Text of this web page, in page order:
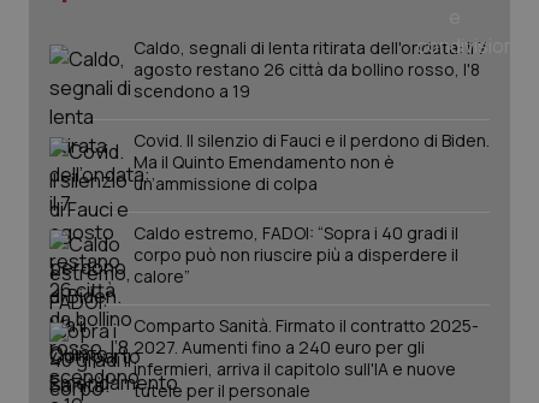
Caldo, segnali di lenta ritirata dell'ondata: il 7
agosto restano 26 città da bollino rosso, l'8
scendono a 19
Covid. Il silenzio di Fauci e il perdono di Biden.
Ma il Quinto Emendamento non è
un’ammissione di colpa
Caldo estremo, FADOI: “Sopra i 40 gradi il
corpo può non riuscire più a disperdere il
calore”
Comparto Sanità. Firmato il contratto 2025-
2027. Aumenti fino a 240 euro per gli
infermieri, arriva il capitolo sull'IA e nuove
tutele per il personale